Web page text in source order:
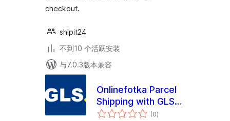
checkout.
shipit24
不到10 个活跃安装
与7.0.3版本兼容
Onlinefotka Parcel
Shipping with GLS
for WooCommerce
(0总
评)